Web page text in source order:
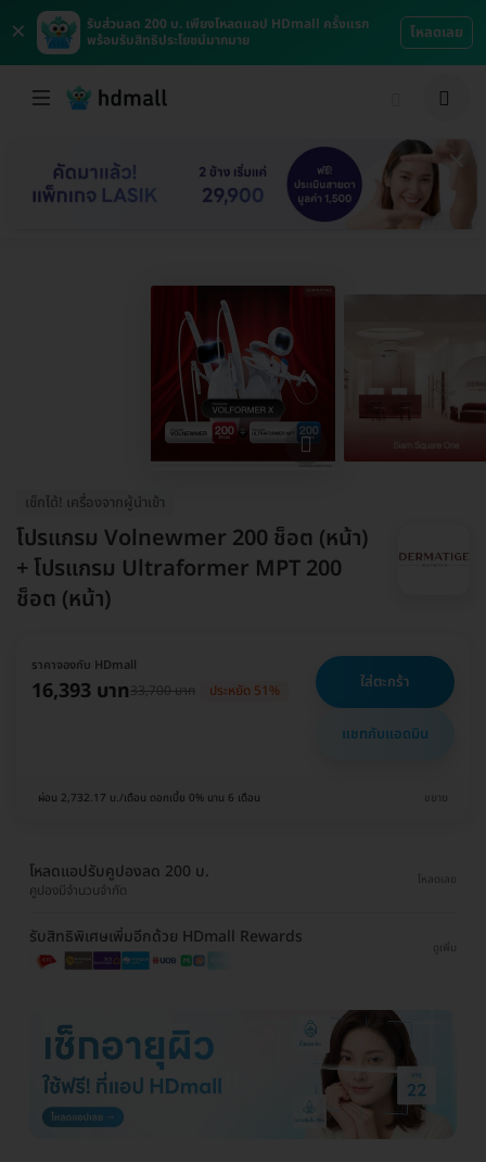
×
รับส่วนลด 200 บ. เพียงโหลดแอป HDmall ครั้งแรก
พร้อมรับสิทธิประโยชน์มากมาย
โหลดเลย
เช็กได้! เครื่องจากผู้นำเข้า
โปรแกรม Volnewmer 200 ช็อต (หน้า)
+ โปรแกรม Ultraformer MPT 200
ช็อต (หน้า)
ราคาจองกับ HDmall
16,393 บาท33,700 บาท ประหยัด 51% ใส่ตะกร้า
แชทกับแอดมิน
ผ่อน 2,732.17 บ./เดือน ดอกเบี้ย 0% นาน 6 เดือน ขยาย
โหลดแอปรับคูปองลด 200 บ.
คูปองมีจำนวนจำกัด
โหลดเลย
รับสิทธิพิเศษเพิ่มอีกด้วย HDmall Rewards
ดูเพิ่ม